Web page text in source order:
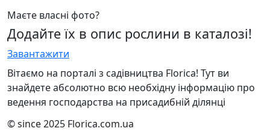
Маєте власні фото?
Додайте їх в опис рослини в каталозі!
Завантажити
Вітаємо на порталі з садівництва Florica! Тут ви
знайдете абсолютно всю необхідну інформацію про
ведення господарства на присадибній ділянці
© since 2025 Florica.com.ua